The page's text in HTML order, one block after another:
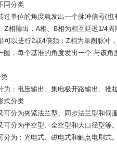
同分类
过单位的角度就发出一个脉冲信号(
Z相输出，A相、B相为相互延迟1/4
可以进行2或4倍频；Z相为单圈脉冲
圈，每个基准的角度发出一个 与该
为：电压输出、集电极开路输出、推
式分类
可分为夹紧法兰型、同步法兰型和伺
可分为半空型、全空型和大口径型等。
为：光电式、磁电式和触点电刷式。